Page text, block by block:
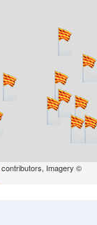
contributors, Imagery ©